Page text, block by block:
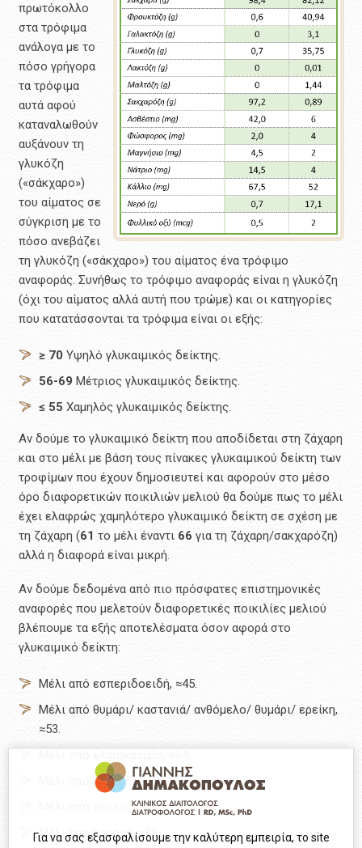
πρωτόκολλο
στα τρόφιμα
ανάλογα με το
πόσο γρήγορα
τα τρόφιμα
αυτά αφού
καταναλωθούν
αυξάνουν τη
γλυκόζη
(«σάκχαρο»)
του αίματος σε
σύγκριση με το
πόσο ανεβάζει
τη γλυκόζη («σάκχαρο») του αίματος ένα τρόφιμο
αναφοράς. Συνήθως το τρόφιμο αναφοράς είναι η γλυκόζη
(όχι του αίματος αλλά αυτή που τρώμε) και οι κατηγορίες
που κατατάσσονται τα τρόφιμα είναι οι εξής:
≥ 70Υψηλό γλυκαιμικός δείκτης.
56-69 Μέτριος γλυκαιμικός δείκτης.
≤ 55 Χαμηλός γλυκαιμικός δείκτης.
Αν δούμε το γλυκαιμικό δείκτη που αποδίδεται στη ζάχαρη
και στο μέλι με βάση τους πίνακες γλυκαιμικού δείκτη των
τροφίμων που έχουν δημοσιευτεί και αφορούν στο μέσο
όρο διαφορετικών ποικιλιών μελιού θα δούμε πως το μέλι
έχει ελαφρώς χαμηλότερο γλυκαιμικό δείκτη σε σχέση με
τη ζάχαρη (61 το μέλι έναντι 66 για τη ζάχαρη/σακχαρόζη)
αλλά η διαφορά είναι μικρή.
Αν δούμε δεδομένα από πιο πρόσφατες επιστημονικές
αναφορές που μελετούν διαφορετικές ποικιλίες μελιού
βλέπουμε τα εξής αποτελέσματα όσον αφορά στο
γλυκαιμικό δείκτη:
Μέλι από εσπεριδοειδή, ≈45.
Μέλι από θυμάρι/ καστανιά/ ανθόμελο/ θυμάρι/ ερείκη,
≈53.
Μέλι από τριφύλι, ≈69.
Μέλι από πεύκο, ≈75.
Μέλι του δάσους, ≈88.
Για να σας εξασφαλίσουμε την καλύτερη εμπειρία, το site